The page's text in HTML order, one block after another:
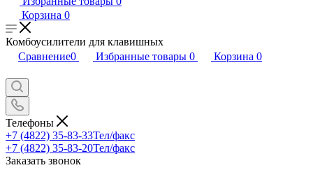
Корзина 0
Комбоусилители для клавишных
Сравнение0 Избранные товары 0 Корзина 0
Телефоны
+7 (4822) 35-83-33Тел/факс
+7 (4822) 35-83-20Тел/факс
Заказать звонок